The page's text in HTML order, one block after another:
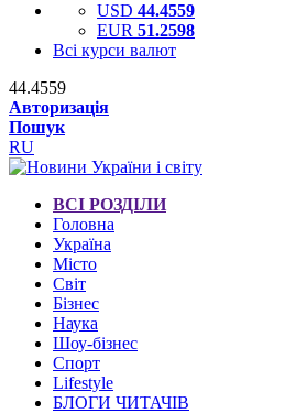
USD 44.4559
EUR 51.2598
Всі курси валют
44.4559
Авторизація
Пошук
RU
ВСІ РОЗДІЛИ
Головна
Україна
Місто
Світ
Бізнес
Наука
Шоу-бізнес
Спорт
Lifestyle
БЛОГИ ЧИТАЧІВ